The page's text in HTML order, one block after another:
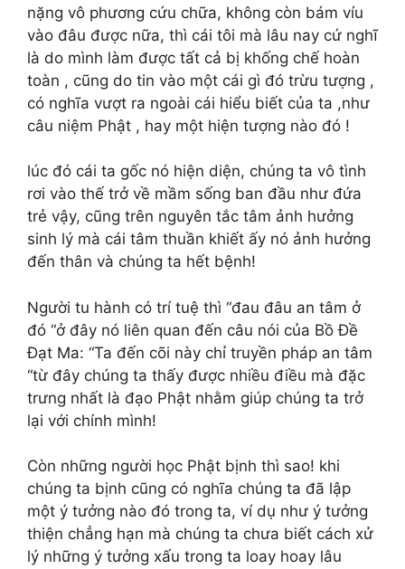
nặng vô phương cứu chữa, không còn bám víu
vào đâu được nữa, thì cái tôi mà lâu nay cứ nghĩ
là do mình làm được tất cả bị khống chế hoàn
toàn , cũng do tin vào một cái gì đó trừu tượng ,
có nghĩa vượt ra ngoài cái hiểu biết của ta ,như
câu niệm Phật , hay một hiện tượng nào đó !
lúc đó cái ta gốc nó hiện diện, chúng ta vô tình
rơi vào thế trở về mầm sống ban đầu như đứa
trẻ vậy, cũng trên nguyên tắc tâm ảnh hưởng
sinh lý mà cái tâm thuần khiết ấy nó ảnh hưởng
đến thân và chúng ta hết bệnh!
Người tu hành có trí tuệ thì “đau đâu an tâm ở
đó “ở đây nó liên quan đến câu nói của Bồ Đề
Đạt Ma: “Ta đến cõi này chỉ truyền pháp an tâm
“từ đây chúng ta thấy được nhiều điều mà đặc
trưng nhất là đạo Phật nhằm giúp chúng ta trở
lại với chính mình!
Còn những người học Phật bịnh thì sao! khi
chúng ta bịnh cũng có nghĩa chúng ta đã lập
một ý tưởng nào đó trong ta, ví dụ như ý tưởng
thiện chẳng hạn mà chúng ta chưa biết cách xử
lý những ý tưởng xấu trong ta loay hoay lâu